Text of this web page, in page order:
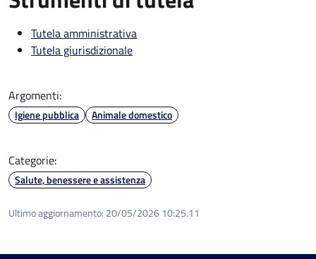
Tutela amministrativa
Tutela giurisdizionale
Argomenti:
Igiene pubblica Animale domestico
Categorie:
Salute, benessere e assistenza
Ultimo aggiornamento: 20/05/2026 10:25.11